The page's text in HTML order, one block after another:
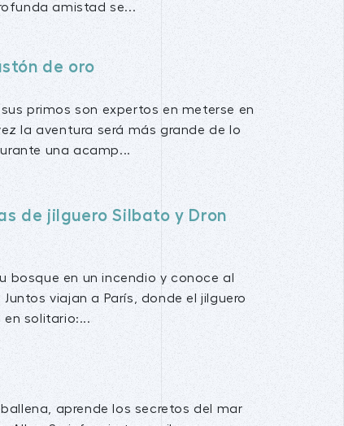
amistad se...
de oro
primos son expertos en meterse en
la aventura será más grande de lo
una acamp...
de jilguero Silbato y Dron
bosque en un incendio y conoce al
Juntos viajan a París, donde el jilguero
en solitario:...
aprende los secretos del mar